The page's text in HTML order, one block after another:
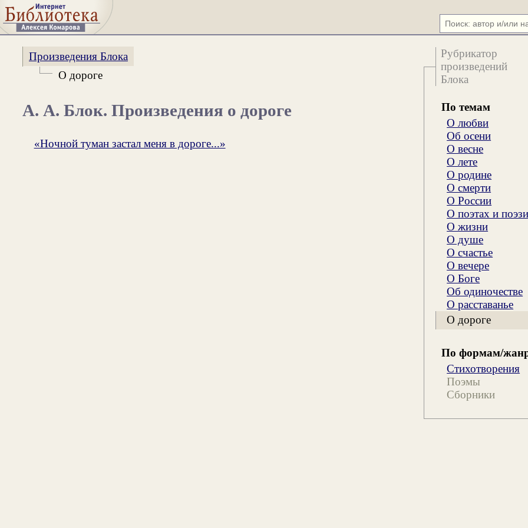
Рубрикатор
произведений
Блока
По темам
О любви
Об осени
О весне
О лете
О родине
О смерти
О России
О поэтах и
О жизни
О душе
О счастье
О вечере
О Боге
Об одиночестве
О расставанье
О дороге
По формам/
Стихотворения
Поэмы
Сборники
Произведения Блока
О дороге
А. А. Блок. Произведения о дороге
«Ночной туман застал меня в дороге...»